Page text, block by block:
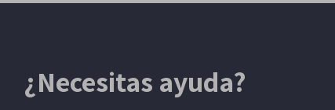
¿Necesitas ayuda?